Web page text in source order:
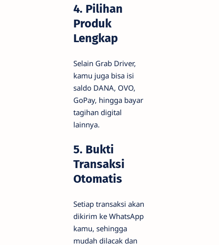
4. Pilihan
Produk
Lengkap
Selain Grab Driver,
kamu juga bisa isi
saldo DANA, OVO,
GoPay, hingga bayar
tagihan digital
lainnya.
5. Bukti
Transaksi
Otomatis
Setiap transaksi akan
dikirim ke WhatsApp
kamu, sehingga
mudah dilacak dan